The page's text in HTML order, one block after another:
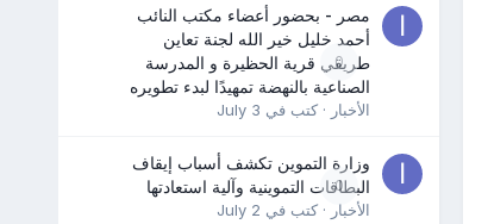
0
مصر - بحضور أعضاء مكتب النائب
أحمد خليل خير الله لجنة تعاين
طريقي قرية الحظيرة و المدرسة
الصناعية بالنهضة تمهيدًا لبدء تطويره
الأخبار · كتب في July 3
0
وزارة التموين تكشف أسباب إيقاف
البطاقات التموينية وآلية استعادتها
الأخبار · كتب في July 2